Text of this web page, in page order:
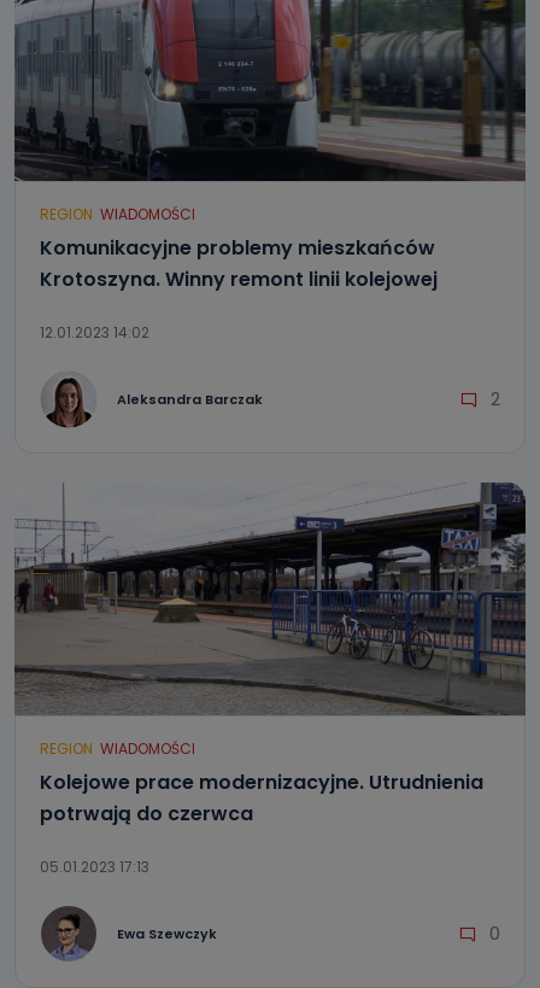
REGION WIADOMOŚCI
Komunikacyjne problemy mieszkańców
Krotoszyna. Winny remont linii kolejowej
12.01.2023 14:02
Aleksandra Barczak 2
REGION WIADOMOŚCI
Kolejowe prace modernizacyjne. Utrudnienia
potrwają do czerwca
05.01.2023 17:13
Ewa Szewczyk 0